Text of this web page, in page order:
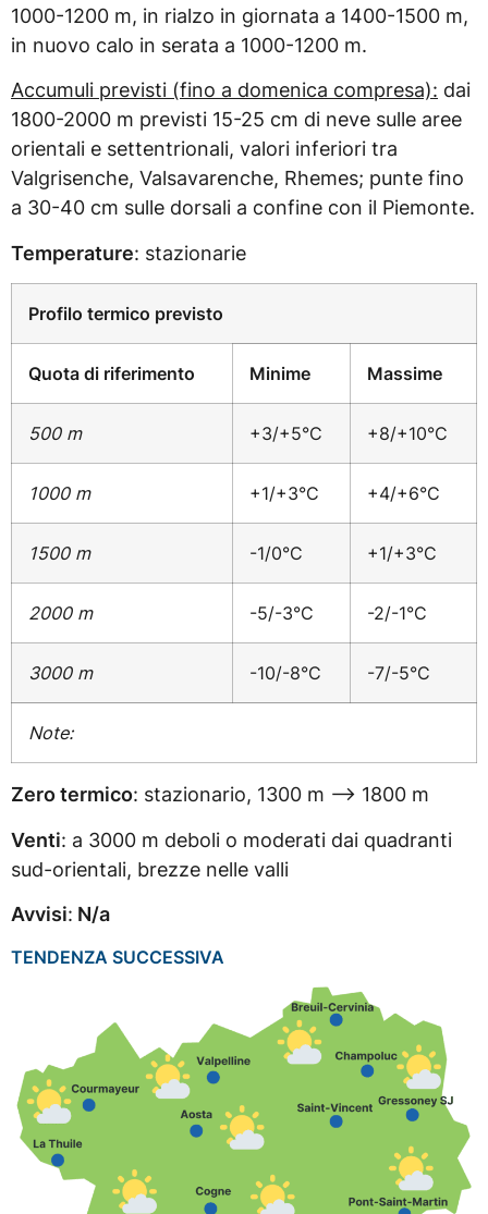
1000-1200 m, in rialzo in giornata a 1400-1500 m,
in nuovo calo in serata a 1000-1200 m.
Accumuli previsti (fino a domenica compresa): dai
1800-2000 m previsti 15-25 cm di neve sulle aree
orientali e settentrionali, valori inferiori tra
Valgrisenche, Valsavarenche, Rhemes; punte fino
a 30-40 cm sulle dorsali a confine con il Piemonte.
Temperature: stazionarie
Profilo termico previsto
Quota di riferimento Minime Massime
500 m +3/+5°C +8/+10°C
1000 m +1/+3°C +4/+6°C
1500 m -1/0°C +1/+3°C
2000 m -5/-3°C -2/-1°C
3000 m -10/-8°C -7/-5°C
Note:
Zero termico: stazionario, 1300 m –> 1800 m
Venti: a 3000 m deboli o moderati dai quadranti
sud-orientali, brezze nelle valli
Avvisi: N/a
TENDENZA SUCCESSIVA